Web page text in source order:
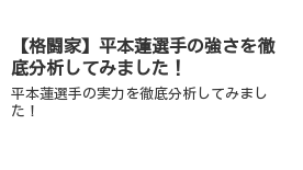
【格闘家】平本蓮選手の強さを徹
底分析してみました！
平本蓮選手の実力を徹底分析してみまし
た！